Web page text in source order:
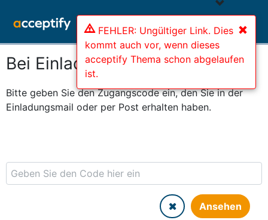
Bei Einladung mitmachen
Bitte geben Sie den Zugangscode ein, den Sie in der
Einladungsmail oder per Post erhalten haben.
Ansehen
FEHLER: Ungültiger Link. Dies
kommt auch vor, wenn dieses
acceptify Thema schon abgelaufen
ist.